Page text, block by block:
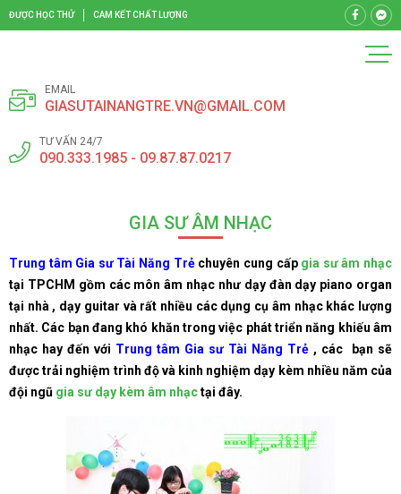
ĐƯỢC HỌC THỬ CAM KẾT CHẤT LƯỢNG
EMAIL
GIASUTAINANGTRE.VN@GMAIL.COM
TƯ VẤN 24/7
090.333.1985 - 09.87.87.0217
GIA SƯ ÂM NHẠC
Trung tâm Gia sư Tài Năng Trẻchuyên cung cấpgia sư âm nhạc
tại TPCHM gồm các môn âm nhạc như dạy đàn dạy piano organ
tại nhà , dạy guitar và rất nhiều các dụng cụ âm nhạc khác lượng
nhất. Các bạn đang khó khăn trong việc phát triển năng khiếu âm
nhạc hay đến với Trung tâm Gia sư Tài Năng Trẻ , các bạn sẽ
được trải nghiệm trình độ và kinh nghiệm dạy kèm nhiều năm của
đội ngũ gia sư dạy kèm âm nhạctại đây.